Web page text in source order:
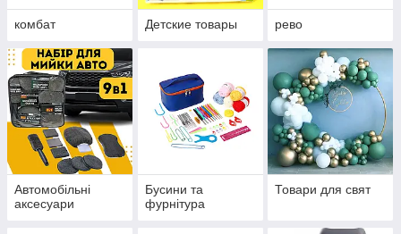
комбат Детские товары рево
Автомобільні
аксесуари
Бусини та
фурнітура
Товари для свят